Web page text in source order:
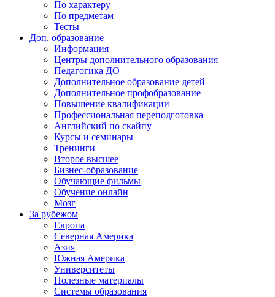
По характеру
По предметам
Тесты
Доп. образование
Информация
Центры дополнительного образования
Педагогика ДО
Дополнительное образование детей
Дополнительное профобразование
Повышение квалификации
Профессиональная переподготовка
Английский по скайпу
Курсы и семинары
Тренинги
Второе высшее
Бизнес-образование
Обучающие фильмы
Обучение онлайн
Мозг
За рубежом
Европа
Северная Америка
Азия
Южная Америка
Университеты
Полезные материалы
Системы образования